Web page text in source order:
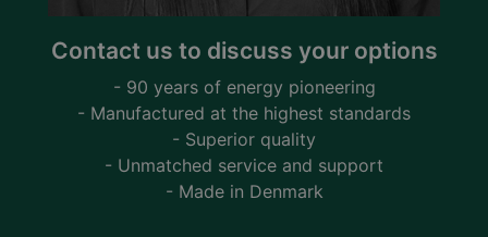
Contact us to discuss your options
- 90 years of energy pioneering
- Manufactured at the highest standards
- Superior quality
- Unmatched service and support
- Made in Denmark